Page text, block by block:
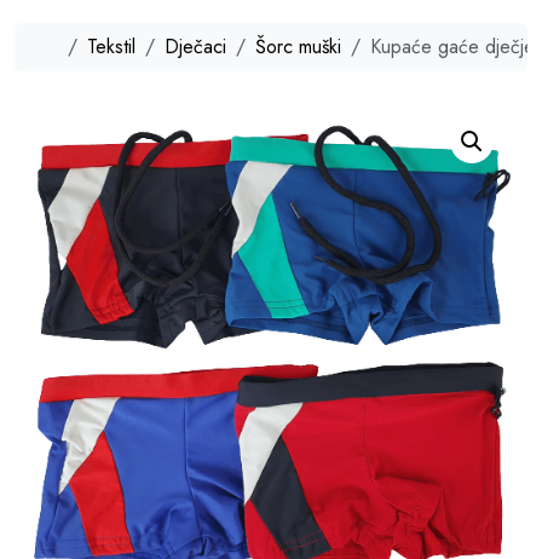
HomeTekstil Dječaci Šorc muški Kupaće gaće dječje